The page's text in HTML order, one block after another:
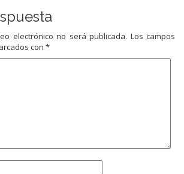
electrónico no será publicada. Los campos
con *